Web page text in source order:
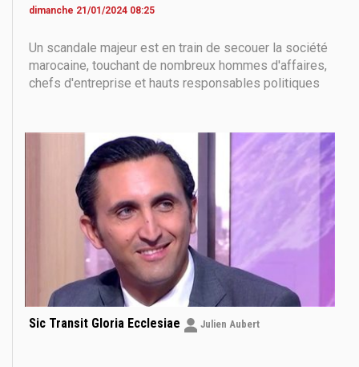
dimanche 21/01/2024 08:25
Un scandale majeur est en train de secouer la société
marocaine, touchant de nombreux hommes d'affaires,
chefs d'entreprise et hauts responsables politiques
le parquet. Parmi eux, le président
Sic Transit Gloria Ecclesiae Julien Aubert